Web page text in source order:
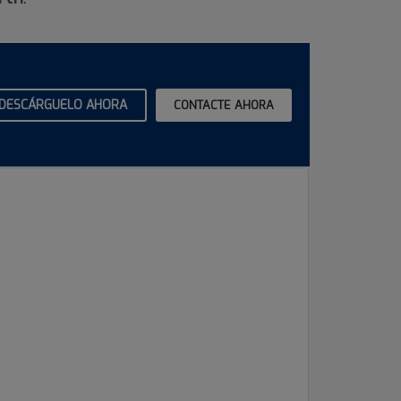
AHORA CONTACTE AHORA